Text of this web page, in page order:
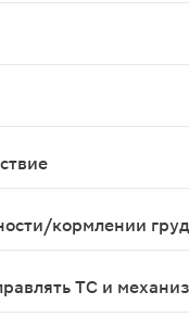
кормлении
ТС и